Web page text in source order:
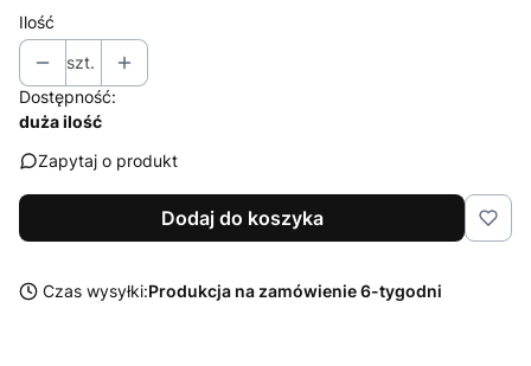
Ilość
szt.
Dostępność:
duża ilość
Zapytaj o produkt
Dodaj do koszyka
Czas wysyłki:Produkcja na zamówienie 6-tygodni